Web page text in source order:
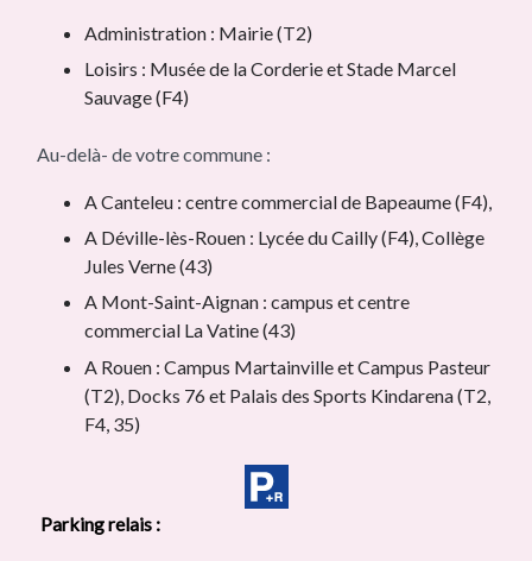
Administration : Mairie (T2)
Loisirs : Musée de la Corderie et Stade Marcel
Sauvage (F4)
Au-delà- de votre commune :
A Canteleu : centre commercial de Bapeaume (F4),
A Déville-lès-Rouen : Lycée du Cailly (F4), Collège
Jules Verne (43)
A Mont-Saint-Aignan : campus et centre
commercial La Vatine (43)
A Rouen : Campus Martainville et Campus Pasteur
(T2), Docks 76 et Palais des Sports Kindarena (T2,
F4, 35)
Parking relais :